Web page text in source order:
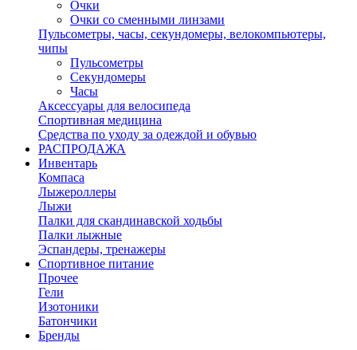
Очки
Очки со сменными линзами
Пульсометры, часы, секундомеры, велокомпьютеры,
чипы
Пульсометры
Секундомеры
Часы
Аксессуары для велосипеда
Спортивная медицина
Средства по уходу за одеждой и обувью
РАСПРОДАЖА
Инвентарь
Компаса
Лыжероллеры
Лыжи
Палки для скандинавской ходьбы
Палки лыжные
Эспандеры, тренажеры
Спортивное питание
Прочее
Гели
Изотоники
Батончики
Бренды